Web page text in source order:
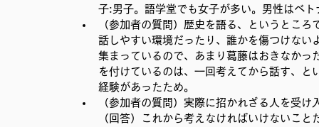
子:男子。語学堂でも女子が多い。男性はベ
（参加者の質問）歴史を語る、というとこ
話しやすい環境だったり、誰かを傷つけない
集まっているので、あまり葛藤はおきなかっ
を付けているのは、一回考えてから話す、
経験があったため。
（参加者の質問）実際に招かれざる人を受
（回答）これから考えなければいけないこ